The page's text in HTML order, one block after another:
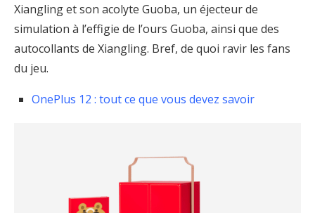
Xiangling et son acolyte Guoba, un éjecteur de
simulation à l’effigie de l’ours Guoba, ainsi que des
autocollants de Xiangling. Bref, de quoi ravir les fans
du jeu.
OnePlus 12 : tout ce que vous devez savoir